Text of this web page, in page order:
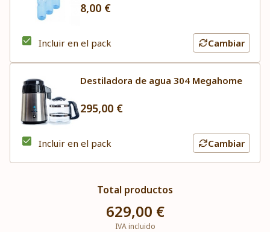
8,00 €
Incluir en el pack Cambiar
Destiladora de agua 304 Megahome
295,00 €
Incluir en el pack Cambiar
Total productos
629,00 €
IVA incluido